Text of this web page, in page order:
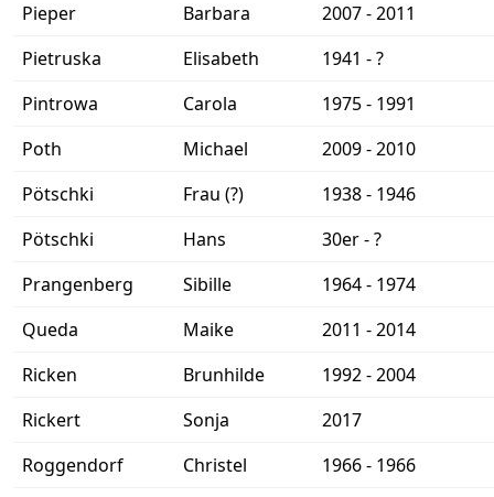
Pieper
Barbara
2007 - 2011
Pietruska
Elisabeth
1941 - ?
Pintrowa
Carola
1975 - 1991
Poth
Michael
2009 - 2010
Pötschki
Frau (?)
1938 - 1946
Pötschki
Hans
30er - ?
Prangenberg
Sibille
1964 - 1974
Queda
Maike
2011 - 2014
Ricken
Brunhilde
1992 - 2004
Rickert
Sonja
2017
Roggendorf
Christel
1966 - 1966